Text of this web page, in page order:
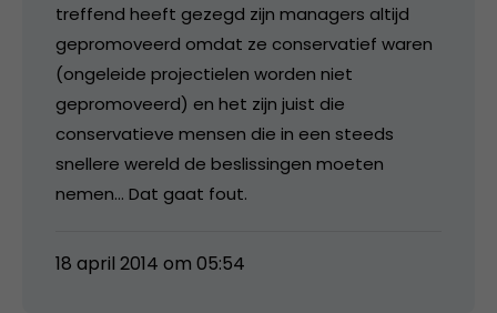
treffend heeft gezegd zijn managers altijd
gepromoveerd omdat ze conservatief waren
(ongeleide projectielen worden niet
gepromoveerd) en het zijn juist die
conservatieve mensen die in een steeds
snellere wereld de beslissingen moeten
nemen… Dat gaat fout.
18 april 2014 om 05:54